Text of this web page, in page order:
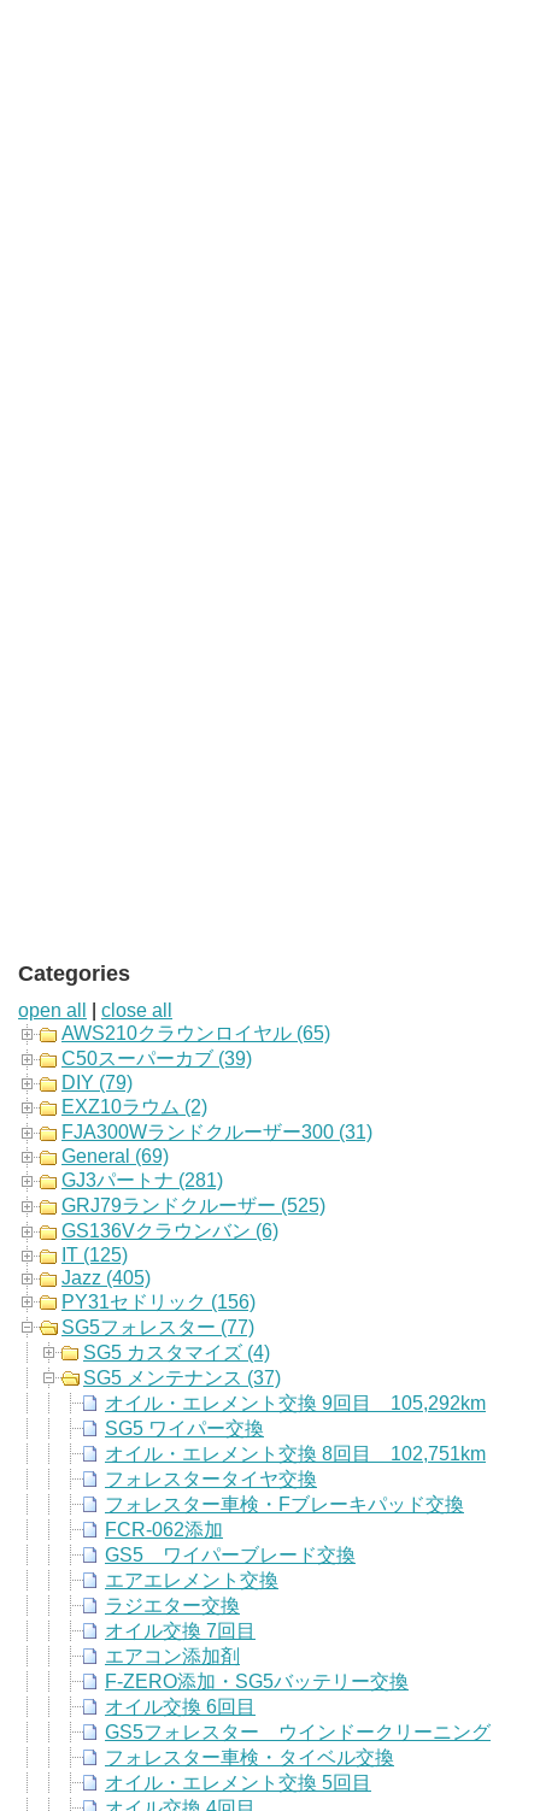
Categories
open all
close all
AWS210クラウンロイヤル (65)
C50スーパーカブ (39)
DIY (79)
EXZ10ラウム (2)
FJA300Wランドクルーザー300 (31)
General (69)
GJ3パートナ (281)
GRJ79ランドクルーザー (525)
GS136Vクラウンバン (6)
IT (125)
Jazz (405)
PY31セドリック (156)
SG5フォレスター (77)
SG5 カスタマイズ (4)
SG5 メンテナンス (37)
オイル・エレメント交換 9回目 105,292km
SG5 ワイパー交換
オイル・エレメント交換 8回目 102,751km
フォレスタータイヤ交換
フォレスター車検・Fブレーキパッド交換
FCR-062添加
GS5 ワイパーブレード交換
エアエレメント交換
ラジエター交換
オイル交換 7回目
エアコン添加剤
F-ZERO添加・SG5バッテリー交換
オイル交換 6回目
GS5フォレスター ウインドークリーニング
フォレスター車検・タイベル交換
オイル・エレメント交換 5回目